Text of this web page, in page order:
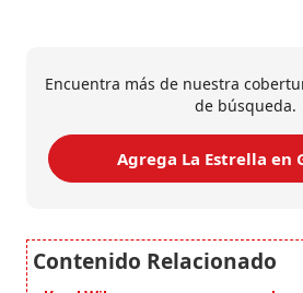
Encuentra más de nuestra
de búsqueda.
Agrega La Estrella en